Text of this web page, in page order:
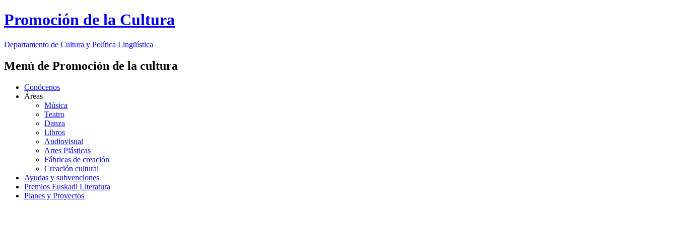
Promoción de la Cultura
Departamento de Cultura y Política Lingüística
Menú de Promoción de la cultura
Conócenos
Áreas
Música
Teatro
Danza
Libros
Audiovisual
Artes Plásticas
Fábricas de creación
Creación cultural
Ayudas y subvenciones
Premios Euskadi Literatura
Planes y Proyectos